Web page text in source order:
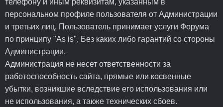
телефону и иным реквизитам, указанным в
персональном профиле пользователя от Администрации
и третьих лиц. Пользователь принимает услуги Форума
по принципу "As is", Без каких либо гарантий со стороны
Администрации.
Администрация не несет ответственности за
работоспособность сайта, прямые или косвенные
убытки, возникшие вследствие его использования или
не использования, а также технических сбоев.